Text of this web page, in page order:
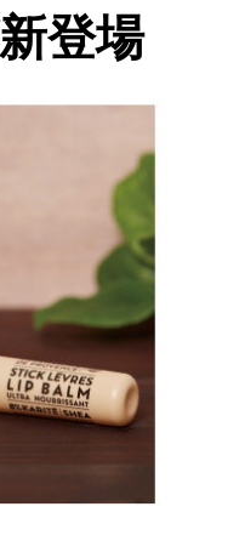
登場